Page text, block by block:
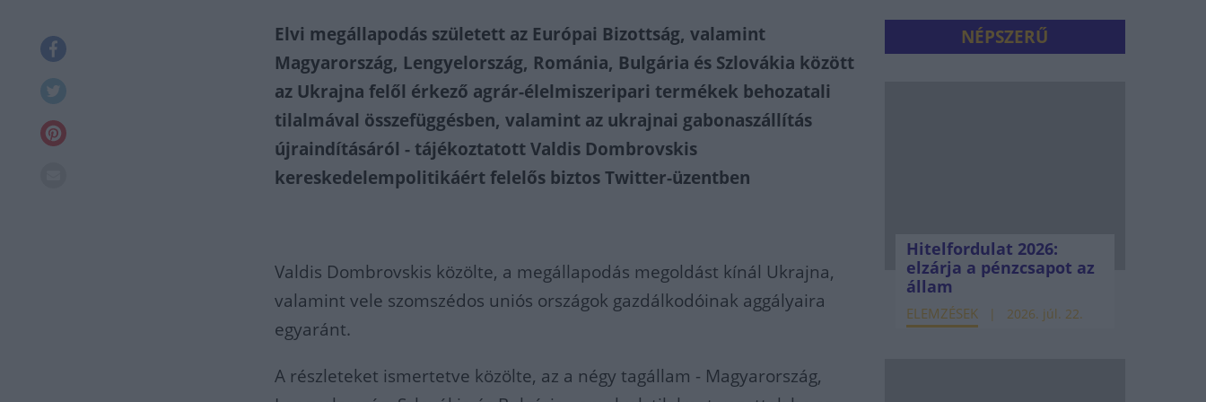
Elvi megállapodás született az Európai Bizottság, valamint
Magyarország, Lengyelország, Románia, Bulgária és Szlovákia között
az Ukrajna felől érkező agrár-élelmiszeripari termékek behozatali
tilalmával összefüggésben, valamint az ukrajnai gabonaszállítás
újraindításáról - tájékoztatott Valdis Dombrovskis
kereskedelempolitikáért felelős biztos Twitter-üzentben
Valdis Dombrovskis közölte, a megállapodás megoldást kínál Ukrajna,
valamint vele szomszédos uniós országok gazdálkodóinak aggályaira
egyaránt.
A részleteket ismertetve közölte, az a négy tagállam - Magyarország,
NÉPSZERŰ
Hitelfordulat 2026:
elzárja a pénzcsapot az
állam
ELEMZÉSEK 2026. júl. 22.